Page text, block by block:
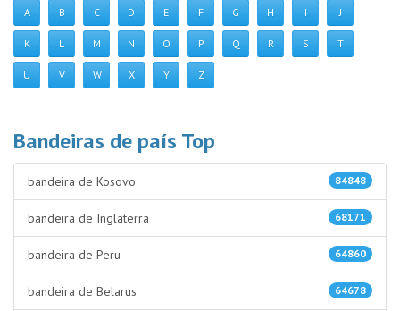
A B C D E F G H I J
K L M N O P Q R S T
U V W X Y Z
Bandeiras de país Top
84848
bandeira de Kosovo
68171
bandeira de Inglaterra
64860
bandeira de Peru
64678
bandeira de Belarus